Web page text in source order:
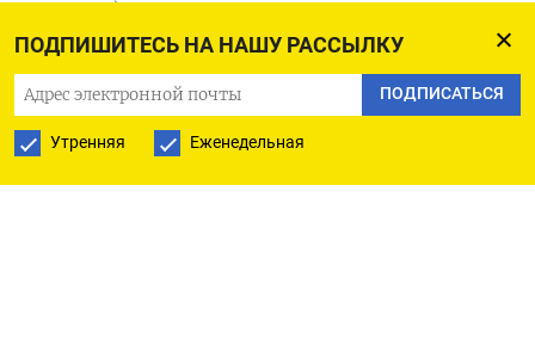
ПОДПИШИТЕСЬ НА НАШУ РАССЫЛКУ
ПОДПИСАТЬСЯ
Утренняя Еженедельная
ПОДПИШИТЕСЬ НА НАШУ РАССЫЛКУ